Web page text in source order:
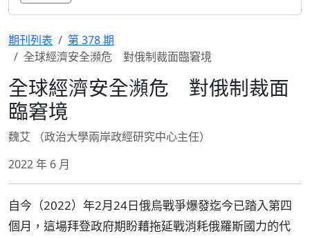
期刊列表
第 378 期
全球經濟安全瀕危 對俄制裁面臨窘境
全球經濟安全瀕危 對俄制裁面
臨窘境
魏艾 （政治大學兩岸政經研究中心主任）
2022 年 6 月
自今（2022）年2月24日俄烏戰爭爆發迄今已踏入第四
個月，這場拜登政府期盼藉拖延戰消耗俄羅斯國力的代